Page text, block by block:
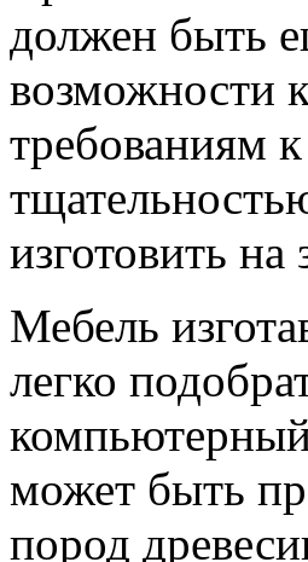
должен быть
возможности
требованиям
изготовить на
Мебель
легко
может быть
пород